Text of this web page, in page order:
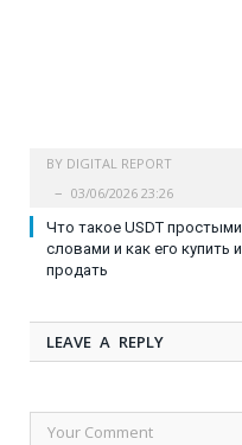
BY DIGITAL REPORT
03/06/2026 23:26
Что такое USDT простыми
словами и как его купить и
продать
LEAVE A REPLY